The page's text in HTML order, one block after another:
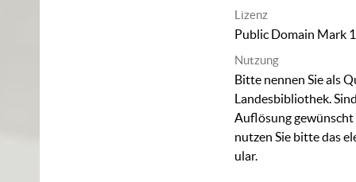
Lizenz
Public Domain Mark
Nutzung
Bitte nennen Sie als
Landesbibliothek.
Auflösung
nutzen Sie bitte das
ular.